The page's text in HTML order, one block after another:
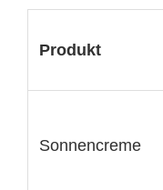
Produkt
Sonnencreme